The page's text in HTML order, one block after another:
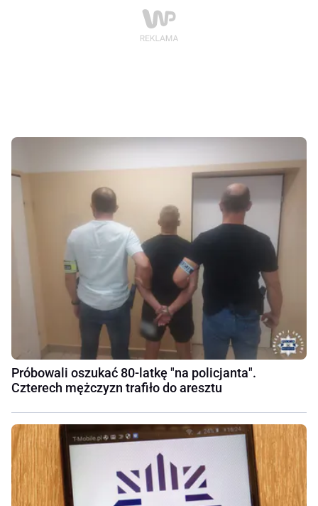
Próbowali oszukać 80-latkę "na policjanta".
Czterech mężczyzn trafiło do aresztu